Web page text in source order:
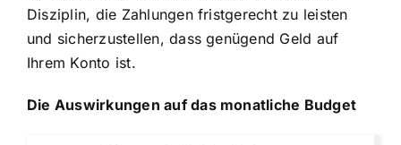
Disziplin, die Zahlungen fristgerecht zu leisten
und sicherzustellen, dass genügend Geld auf
Ihrem Konto ist.
Die Auswirkungen auf das monatliche Budget